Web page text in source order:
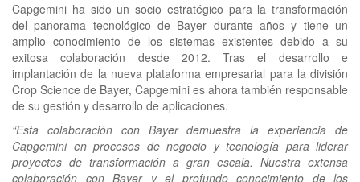
Capgemini ha sido un socio estratégico para la transformación
del panorama tecnológico de Bayer durante años y tiene un
amplio conocimiento de los sistemas existentes debido a su
exitosa colaboración desde 2012. Tras el desarrollo e
implantación de la nueva plataforma empresarial para la división
Crop Science de Bayer, Capgemini es ahora también responsable
de su gestión y desarrollo de aplicaciones.
“Esta colaboración con Bayer demuestra la experiencia de
Capgemini en procesos de negocio y tecnología para liderar
proyectos de transformación a gran escala. Nuestra extensa
colaboración con Bayer y el profundo conocimiento de los